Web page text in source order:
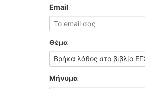
Email
Θέμα
Μήνυμα